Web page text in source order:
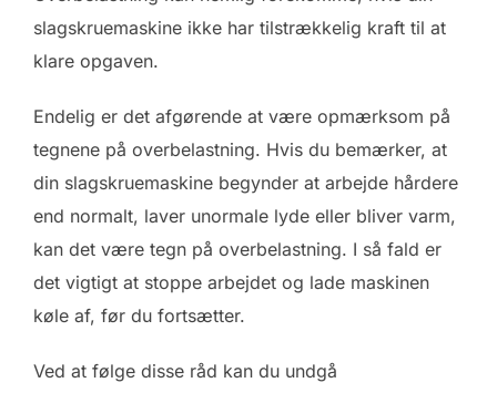
slagskruemaskine ikke har tilstrækkelig kraft til at
klare opgaven.
Endelig er det afgørende at være opmærksom på
tegnene på overbelastning. Hvis du bemærker, at
din slagskruemaskine begynder at arbejde hårdere
end normalt, laver unormale lyde eller bliver varm,
kan det være tegn på overbelastning. I så fald er
det vigtigt at stoppe arbejdet og lade maskinen
køle af, før du fortsætter.
Ved at følge disse råd kan du undgå